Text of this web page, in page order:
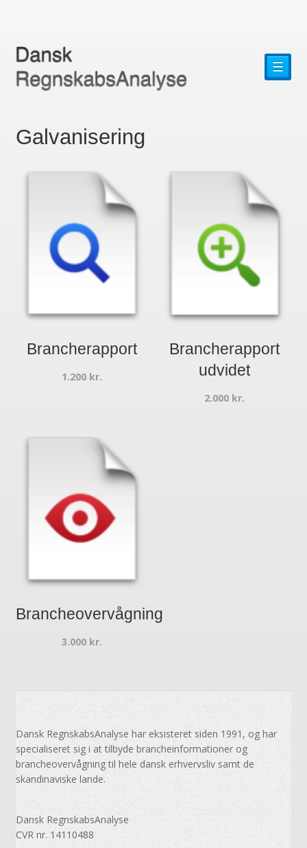
☰
Galvanisering
Brancherapport
1.200 kr.
Brancherapport
udvidet
2.000 kr.
Brancheovervågning
3.000 kr.
Dansk RegnskabsAnalyse har eksisteret siden 1991, og har
specialiseret sig i at tilbyde brancheinformationer og
brancheovervågning til hele dansk erhvervsliv samt de
skandinaviske lande.
Dansk RegnskabsAnalyse
CVR nr. 14110488